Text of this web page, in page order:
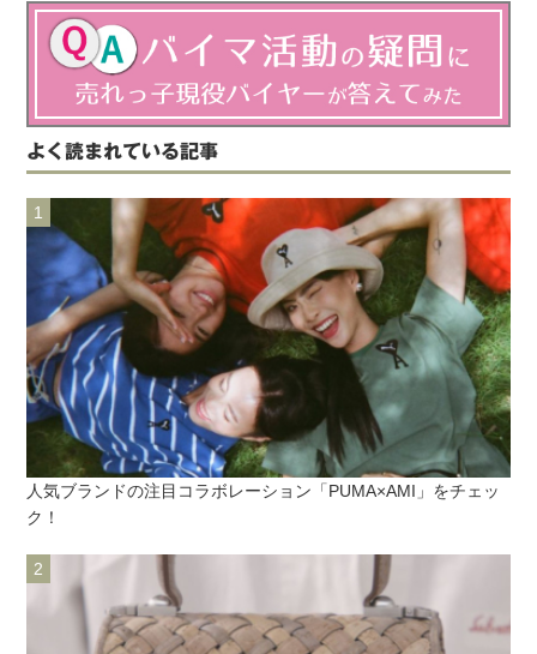
よく読まれている記事
人気ブランドの注目コラボレーション「PUMA×AMI」をチェッ
ク！